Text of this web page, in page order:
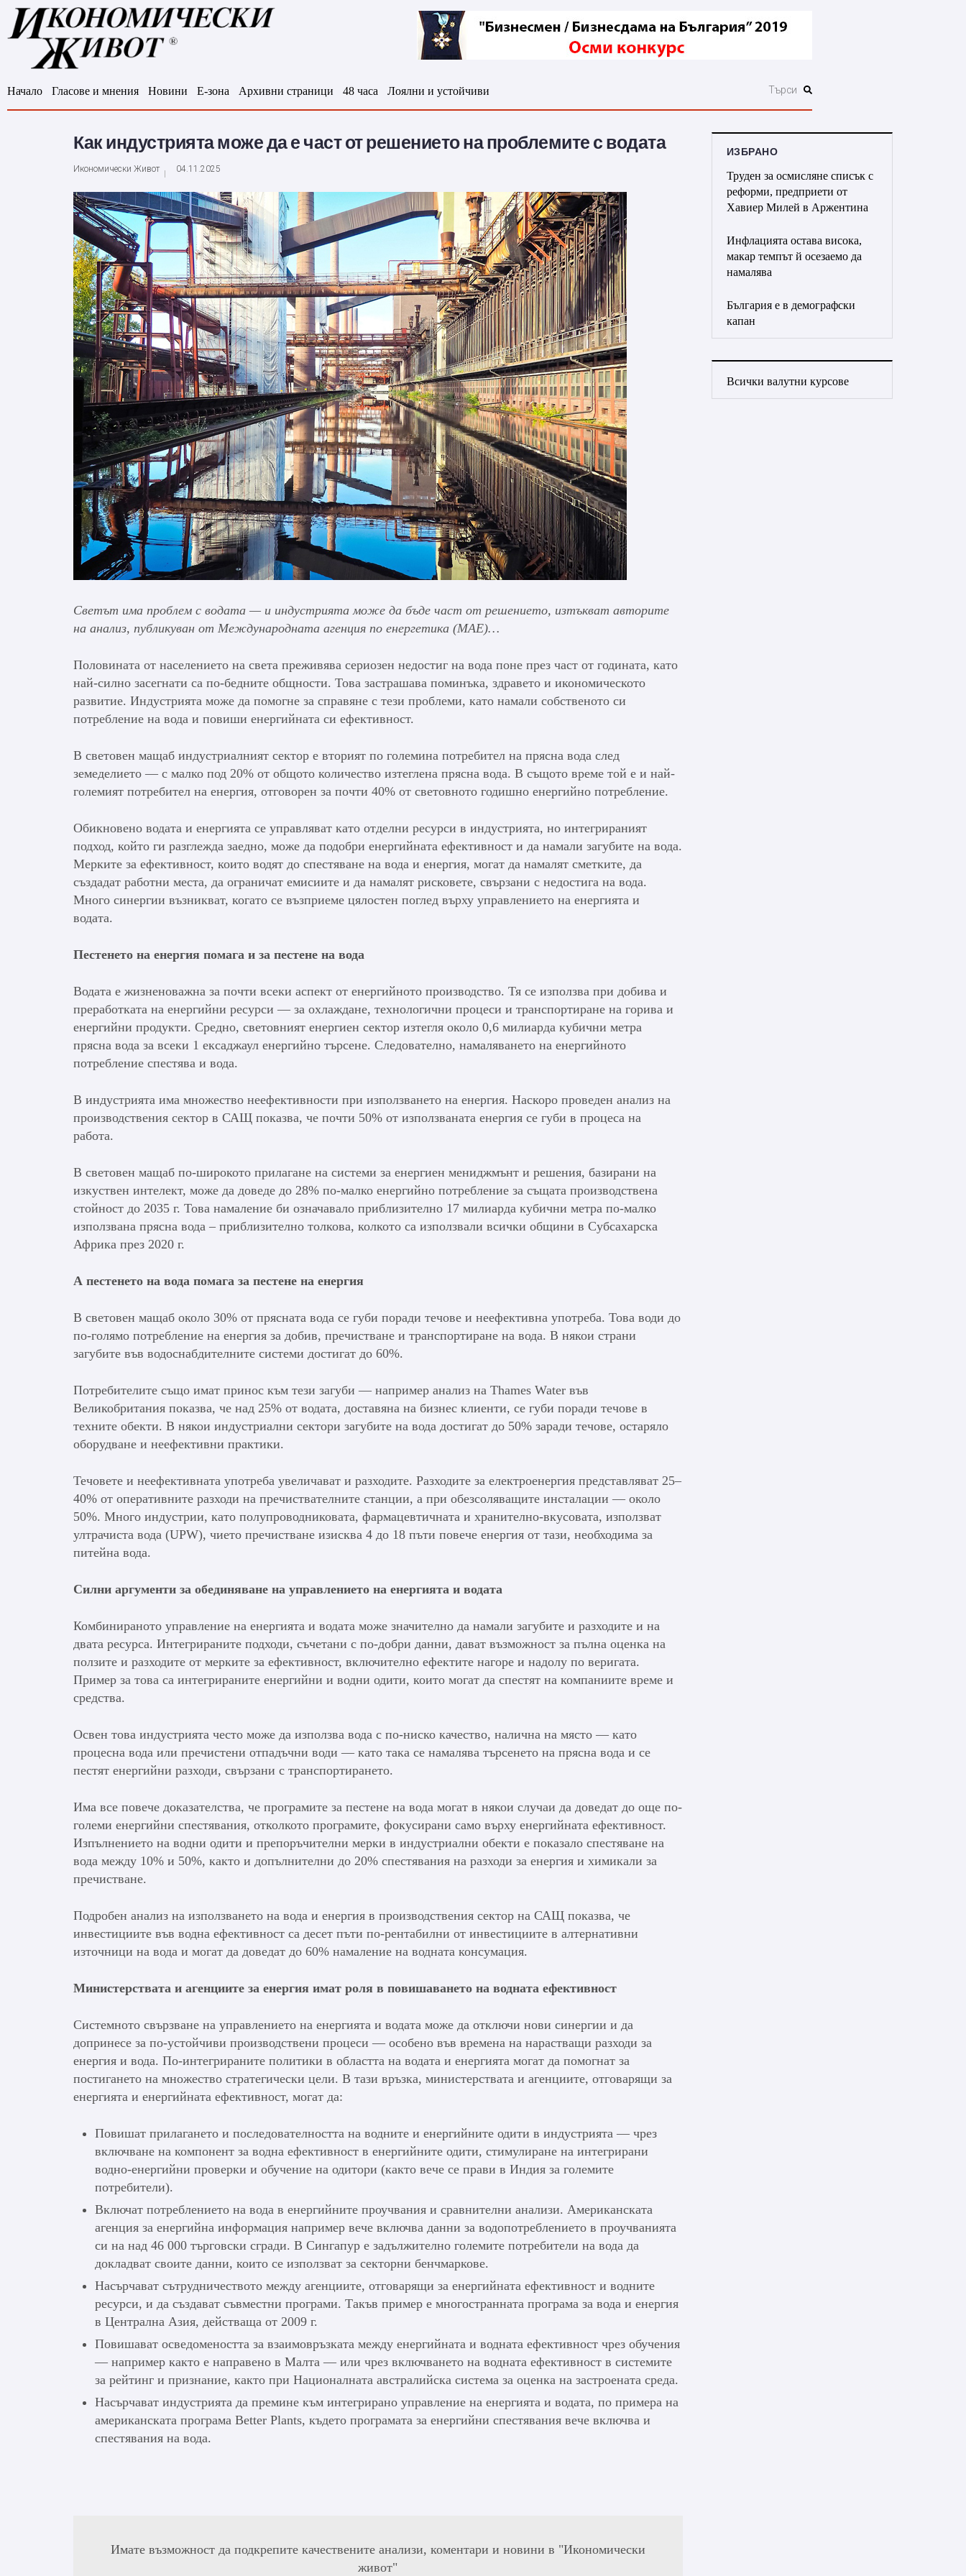
Начало Гласове и мнения Новини Е-зона Архивни страници 48 часа Лоялни и устойчиви
Как индустрията може да е част от решението на проблемите с водата
Икономически Живот 04.11.2025
Светът има проблем с водата — и индустрията може да бъде част от решението, изтъкват авторите
на анализ, публикуван от Международната агенция по енергетика (МАЕ)…
Половината от населението на света преживява сериозен недостиг на вода поне през част от годината, като
най-силно засегнати са по-бедните общности. Това застрашава поминъка, здравето и икономическото
развитие. Индустрията може да помогне за справяне с тези проблеми, като намали собственото си
потребление на вода и повиши енергийната си ефективност.
В световен мащаб индустриалният сектор е вторият по големина потребител на прясна вода след
земеделието — с малко под 20% от общото количество изтеглена прясна вода. В същото време той е и най-
големият потребител на енергия, отговорен за почти 40% от световното годишно енергийно потребление.
Обикновено водата и енергията се управляват като отделни ресурси в индустрията, но интегрираният
подход, който ги разглежда заедно, може да подобри енергийната ефективност и да намали загубите на вода.
Мерките за ефективност, които водят до спестяване на вода и енергия, могат да намалят сметките, да
създадат работни места, да ограничат емисиите и да намалят рисковете, свързани с недостига на вода.
Много синергии възникват, когато се възприеме цялостен поглед върху управлението на енергията и
водата.
Пестенето на енергия помага и за пестене на вода
Водата е жизненоважна за почти всеки аспект от енергийното производство. Тя се използва при добива и
преработката на енергийни ресурси — за охлаждане, технологични процеси и транспортиране на горива и
енергийни продукти. Средно, световният енергиен сектор изтегля около 0,6 милиарда кубични метра
прясна вода за всеки 1 ексаджаул енергийно търсене. Следователно, намаляването на енергийното
потребление спестява и вода.
В индустрията има множество неефективности при използването на енергия. Наскоро проведен анализ на
производствения сектор в САЩ показва, че почти 50% от използваната енергия се губи в процеса на
работа.
В световен мащаб по-широкото прилагане на системи за енергиен мениджмънт и решения, базирани на
изкуствен интелект, може да доведе до 28% по-малко енергийно потребление за същата производствена
стойност до 2035 г. Това намаление би означавало приблизително 17 милиарда кубични метра по-малко
използвана прясна вода – приблизително толкова, колкото са използвали всички общини в Субсахарска
Африка през 2020 г.
А пестенето на вода помага за пестене на енергия
В световен мащаб около 30% от прясната вода се губи поради течове и неефективна употреба. Това води до
по-голямо потребление на енергия за добив, пречистване и транспортиране на вода. В някои страни
загубите във водоснабдителните системи достигат до 60%.
Потребителите също имат принос към тези загуби — например анализ на Thames Water във
Великобритания показва, че над 25% от водата, доставяна на бизнес клиенти, се губи поради течове в
техните обекти. В някои индустриални сектори загубите на вода достигат до 50% заради течове, остаряло
оборудване и неефективни практики.
Течовете и неефективната употреба увеличават и разходите. Разходите за електроенергия представляват 25–
40% от оперативните разходи на пречиствателните станции, а при обезсоляващите инсталации — около
50%. Много индустрии, като полупроводниковата, фармацевтичната и хранително-вкусовата, използват
ултрачиста вода (UPW), чието пречистване изисква 4 до 18 пъти повече енергия от тази, необходима за
питейна вода.
Силни аргументи за обединяване на управлението на енергията и водата
Комбинираното управление на енергията и водата може значително да намали загубите и разходите и на
двата ресурса. Интегрираните подходи, съчетани с по-добри данни, дават възможност за пълна оценка на
ползите и разходите от мерките за ефективност, включително ефектите нагоре и надолу по веригата.
Пример за това са интегрираните енергийни и водни одити, които могат да спестят на компаниите време и
средства.
Освен това индустрията често може да използва вода с по-ниско качество, налична на място — като
процесна вода или пречистени отпадъчни води — като така се намалява търсенето на прясна вода и се
пестят енергийни разходи, свързани с транспортирането.
Има все повече доказателства, че програмите за пестене на вода могат в някои случаи да доведат до още по-
големи енергийни спестявания, отколкото програмите, фокусирани само върху енергийната ефективност.
Изпълнението на водни одити и препоръчителни мерки в индустриални обекти е показало спестяване на
вода между 10% и 50%, както и допълнителни до 20% спестявания на разходи за енергия и химикали за
пречистване.
Подробен анализ на използването на вода и енергия в производствения сектор на САЩ показва, че
инвестициите във водна ефективност са десет пъти по-рентабилни от инвестициите в алтернативни
източници на вода и могат да доведат до 60% намаление на водната консумация.
Министерствата и агенциите за енергия имат роля в повишаването на водната ефективност
Системното свързване на управлението на енергията и водата може да отключи нови синергии и да
допринесе за по-устойчиви производствени процеси — особено във времена на нарастващи разходи за
енергия и вода. По-интегрираните политики в областта на водата и енергията могат да помогнат за
постигането на множество стратегически цели. В тази връзка, министерствата и агенциите, отговарящи за
енергията и енергийната ефективност, могат да:
Повишат прилагането и последователността на водните и енергийните одити в индустрията — чрез
включване на компонент за водна ефективност в енергийните одити, стимулиране на интегрирани
водно-енергийни проверки и обучение на одитори (както вече се прави в Индия за големите
потребители).
Включат потреблението на вода в енергийните проучвания и сравнителни анализи. Американската
агенция за енергийна информация например вече включва данни за водопотреблението в проучванията
си на над 46 000 търговски сгради. В Сингапур е задължително големите потребители на вода да
докладват своите данни, които се използват за секторни бенчмаркове.
Насърчават сътрудничеството между агенциите, отговарящи за енергийната ефективност и водните
ресурси, и да създават съвместни програми. Такъв пример е многостранната програма за вода и енергия
в Централна Азия, действаща от 2009 г.
Повишават осведомеността за взаимовръзката между енергийната и водната ефективност чрез обучения
— например както е направено в Малта — или чрез включването на водната ефективност в системите
за рейтинг и признание, както при Националната австралийска система за оценка на застроената среда.
Насърчават индустрията да премине към интегрирано управление на енергията и водата, по примера на
американската програма Better Plants, където програмата за енергийни спестявания вече включва и
спестявания на вода.
Имате възможност да подкрепите качествените анализи, коментари и новини в "Икономически
живот"
ИЗБРАНО
Труден за осмисляне списък с
реформи, предприети от
Хавиер Милей в Аржентина
Инфлацията остава висока,
макар темпът й осезаемо да
намалява
България е в демографски
капан
Всички валутни курсове